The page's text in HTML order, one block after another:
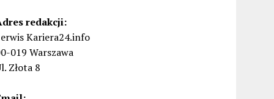
redakcji:
Kariera24.info
019 Warszawa
Złota 8